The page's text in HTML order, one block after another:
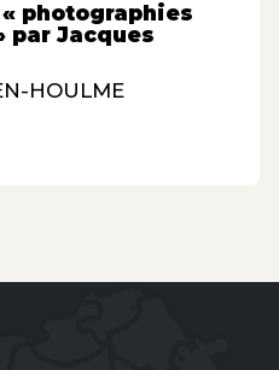
photographies
par Jacques
HOULME